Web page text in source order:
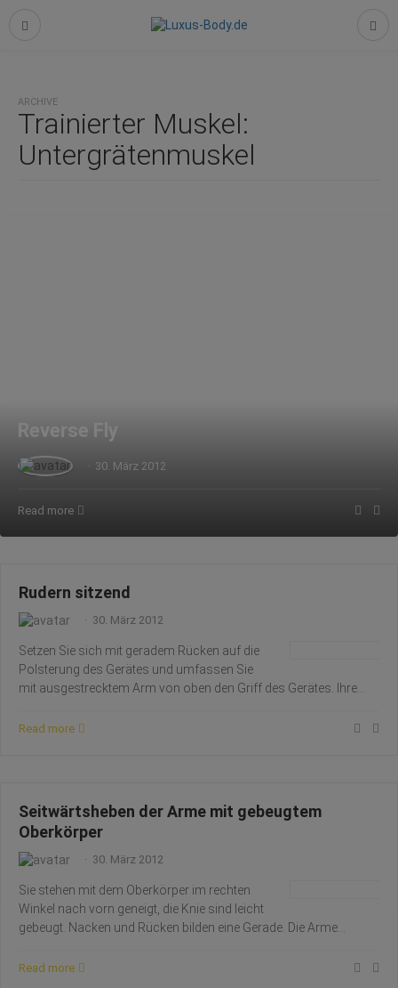
ARCHIVE
Trainierter Muskel:
Untergrätenmuskel
Reverse Fly
· 30. März 2012
Read more
Rudern sitzend
· 30. März 2012
Setzen Sie sich mit geradem Rücken auf die
Polsterung des Gerätes und umfassen Sie
mit ausgestrecktem Arm von oben den Griff des Gerätes. Ihre…
Read more
Seitwärtsheben der Arme mit gebeugtem
Oberkörper
· 30. März 2012
Sie stehen mit dem Oberkörper im rechten
Winkel nach vorn geneigt, die Knie sind leicht
gebeugt. Nacken und Rücken bilden eine Gerade. Die Arme…
Read more